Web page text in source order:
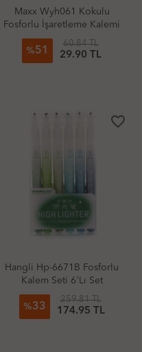
Maxx Wyh061 Kokulu
Fosforlu İşaretleme Kalemi
Yeşil Elma
%51
60.84 TL
29.90 TL
favorite_border
Hangli Hp-6671B Fosforlu
Kalem Seti 6'Lı Set
%33
259.81 TL
174.95 TL